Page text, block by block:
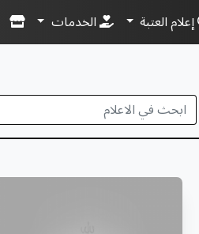
إعلام العتبة الخدمات